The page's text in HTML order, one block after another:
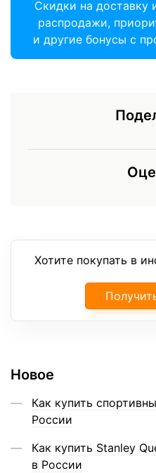
Скидки на доставку
распродажи,
и другие бонусы с
Хотите покупать в
Новое
Как купить
России
Как купить Stanley
в России